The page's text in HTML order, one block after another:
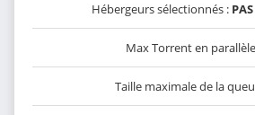
Hébergeurs sélectionnés :
Max Torrent en
Taille maximale de la